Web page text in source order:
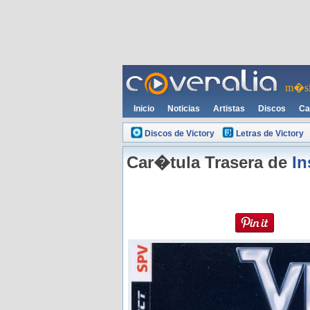
Inicio Noticias Artistas Discos
Discos de Victory Letras de Victory
Car�tula Trasera de